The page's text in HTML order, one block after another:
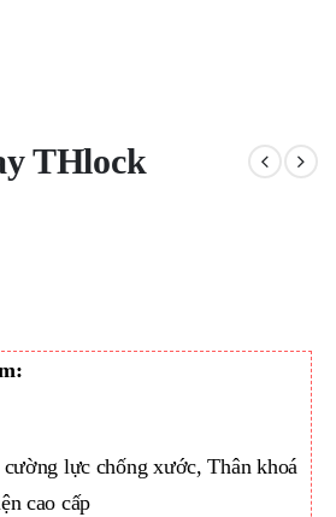
THlock
lực chống xước, Thân khoá
cao cấp